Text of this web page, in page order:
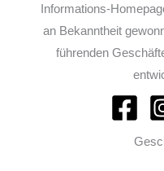
Informations-
an Bekanntheit
führenden